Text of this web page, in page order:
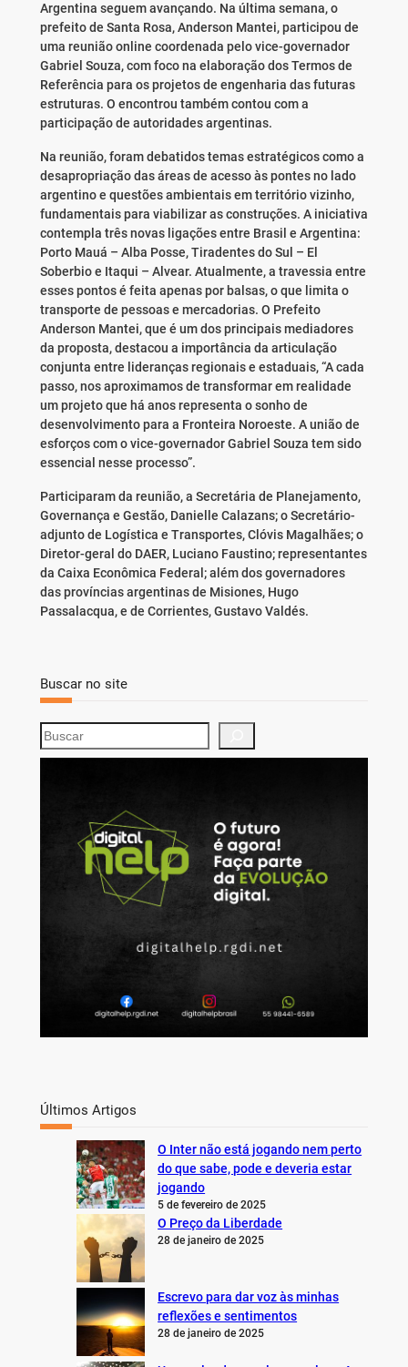
Argentina seguem avançando. Na última semana, o
prefeito de Santa Rosa, Anderson Mantei, participou de
uma reunião online coordenada pelo vice-governador
Gabriel Souza, com foco na elaboração dos Termos de
Referência para os projetos de engenharia das futuras
estruturas. O encontrou também contou com a
participação de autoridades argentinas.
Na reunião, foram debatidos temas estratégicos como a
desapropriação das áreas de acesso às pontes no lado
argentino e questões ambientais em território vizinho,
fundamentais para viabilizar as construções. A iniciativa
contempla três novas ligações entre Brasil e Argentina:
Porto Mauá – Alba Posse, Tiradentes do Sul – El
Soberbio e Itaqui – Alvear. Atualmente, a travessia entre
esses pontos é feita apenas por balsas, o que limita o
transporte de pessoas e mercadorias. O Prefeito
Anderson Mantei, que é um dos principais mediadores
da proposta, destacou a importância da articulação
conjunta entre lideranças regionais e estaduais, “A cada
passo, nos aproximamos de transformar em realidade
um projeto que há anos representa o sonho de
desenvolvimento para a Fronteira Noroeste. A união de
esforços com o vice-governador Gabriel Souza tem sido
essencial nesse processo”.
Participaram da reunião, a Secretária de Planejamento,
Governança e Gestão, Danielle Calazans; o Secretário-
adjunto de Logística e Transportes, Clóvis Magalhães; o
Diretor-geral do DAER, Luciano Faustino; representantes
da Caixa Econômica Federal; além dos governadores
das províncias argentinas de Misiones, Hugo
Passalacqua, e de Corrientes, Gustavo Valdés.
Buscar no site
S
e
Últimos Artigos
O Inter não está jogando nem perto
do que sabe, pode e deveria estar
jogando
5 de fevereiro de 2025
O Preço da Liberdade
28 de janeiro de 2025
Escrevo para dar voz às minhas
reflexões e sentimentos
28 de janeiro de 2025